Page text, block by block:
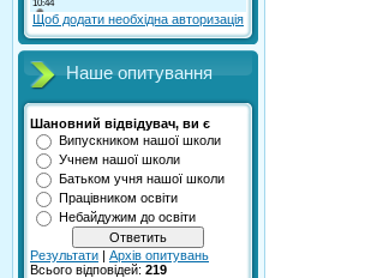
Щоб додати необхідна авторизація
Наше опитування
Шановний відвідувач, ви є
Випускником нашої школи
Учнем нашої школи
Батьком учня нашої школи
Працівником освіти
Небайдужим до освіти
Результати | Архів опитувань
Всього відповідей: 219